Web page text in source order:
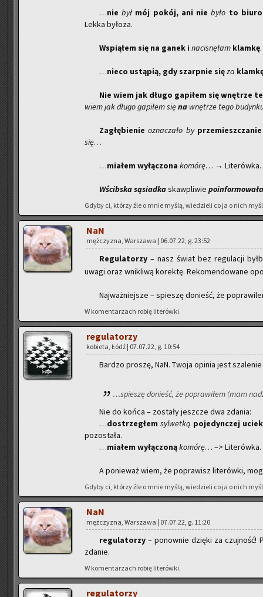
…niebył mój pokój, ani niebyło to
Lekka by­ło­za.
Wspią­łem się na ganek i na­ci­snę­łam klam­kę
…nieco ustą­pią, gdy szarp­nie sięza
Nie wiem jak długo ga­pi­łem się wnę­trze
wiem jak długo ga­pi­łem sięna wnę­trze tego
Za­głę­bie­nieozna­cza­ło by
się…
…mia­łem wy­łą­czo­na ko­mó­rę… → Li­te­rów­ka.
Wścib­ska są­siad­kaskaw­pli­wie po­in­for­mo­wa­ła
Gdyby ci, któ­rzy źle o mnie myślą, wie­dzie­li co ja o nich
NaN
męż­czy­zna, War­sza­wa | 06.07.22, g. 23:52
Re­gu­la­to­rzy – nasz świat bez re­gu­la­cji
uwagi oraz wni­kli­wą ko­rek­tę. Re­ko­men­do­wa­ne
Naj­waż­niej­sze – spie­szę do­nieść, że
W ko­men­ta­rzach robię li­te­rów­ki.
re­gu­la­to­rzy
ko­bie­ta, Łódź | 07.07.22, g. 10:54
Bar­dzo pro­szę, NaN. Twoja opi­nia jest
…spie­szę do­nieść, że po­pra­wi­łem (mam
Nie do końca – zo­sta­ły jesz­cze dwa zda­nia:
…do­strze­głemsyl­wet­ką po­je­dyn­czej
po­zo­sta­ła.
…mia­łem wy­łą­czo­nąko­mó­rę… –> Li­te­rów­ka.
A po­nie­waż wiem, że po­pra­wisz li­te­rów­ki,
Gdyby ci, któ­rzy źle o mnie myślą, wie­dzie­li co ja o nich
NaN
męż­czy­zna, War­sza­wa | 07.07.22, g. 11:20
re­gu­la­to­rzy– po­now­nie dzię­ki za czuj­ność!
zda­nie.
W ko­men­ta­rzach robię li­te­rów­ki.
re­gu­la­to­rzy